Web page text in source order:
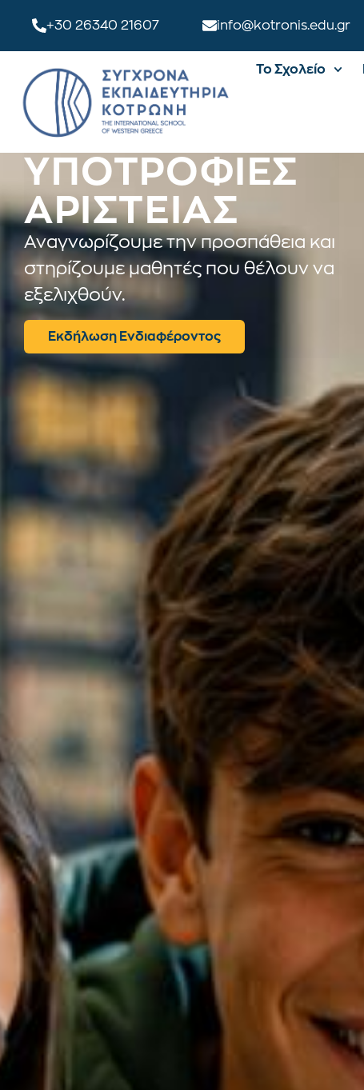
+30 26340 21607 info@kotronis.edu.gr
Το Σχολείο
ΥΠΟΤΡΟΦΙΕΣ
ΑΡΙΣΤΕΙΑΣ
Αναγνωρίζουμε την προσπάθεια και
στηρίζουμε μαθητές που θέλουν να
εξελιχθούν.
Εκδήλωση Ενδιαφέροντος